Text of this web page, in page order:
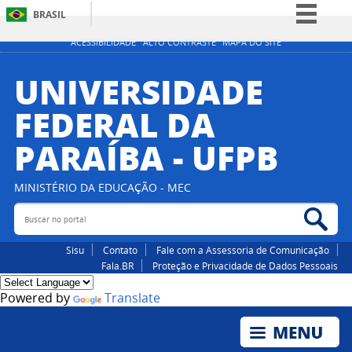
ACESSIBILIDADE ALTO CONTRASTE MAPA DO SITE
BRASIL
Simplifique!
Participe
Acesso à informação
Canais
UNIVERSIDADE
FEDERAL DA
PARAÍBA - UFPB
MINISTÉRIO DA EDUCAÇÃO - MEC
Buscar no portal
Sisu Contato
Fale com a Assessoria de Comunicação
Fala.BR
Proteção e Privacidade de Dados Pessoais
Powered by Translate